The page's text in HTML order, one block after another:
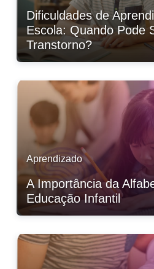
Dificuldades de
Escola: Quando Pode
Transtorno?
Aprendizado
A Importância da
Educação Infantil